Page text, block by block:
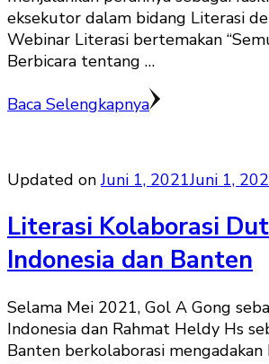
eksekutor dalam bidang Literasi
Webinar Literasi bertemakan
Berbicara tentang …
Baca Selengkapnya
Updated onJuni 1, 2021Juni 1,
Literasi Kolaborasi
Indonesia dan Banten
Selama Mei 2021, Gol A Gong
Indonesia dan Rahmat Heldy Hs
Banten berkolaborasi